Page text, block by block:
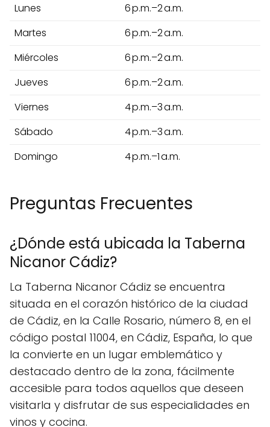
Lunes
6 p.m.–2 a.m.
Martes
6 p.m.–2 a.m.
Miércoles
6 p.m.–2 a.m.
Jueves
6 p.m.–2 a.m.
Viernes
4 p.m.–3 a.m.
Sábado
4 p.m.–3 a.m.
Domingo
4 p.m.–1 a.m.
Preguntas Frecuentes
¿Dónde está ubicada la Taberna
Nicanor Cádiz?
La Taberna Nicanor Cádiz se encuentra
situada en el corazón histórico de la ciudad
de Cádiz, en la Calle Rosario, número 8, en el
código postal 11004, en Cádiz, España, lo que
la convierte en un lugar emblemático y
destacado dentro de la zona, fácilmente
accesible para todos aquellos que deseen
visitarla y disfrutar de sus especialidades en
vinos y cocina.